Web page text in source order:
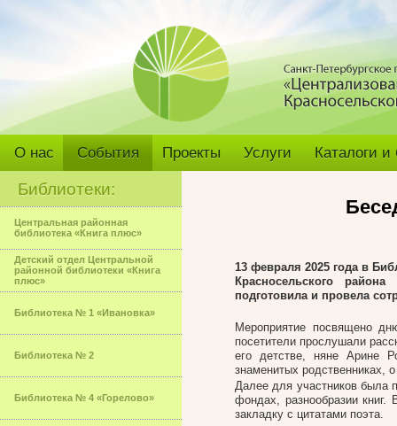
О нас События Проекты Услуги Каталоги
Библиотеки:
Центральная районная
библиотека «Книга плюс»
Детский отдел Центральной
районной библиотеки «Книга
плюс»
Библиотека № 1 «Ивановка»
Библиотека № 2
Библиотека № 4 «Горелово»
13 февраля 2025 года в
Красносельского
подготовила и провела
Мероприятие посвящено
посетители прослушали
его детстве, няне Арине
знаменитых родственниках,
Далее для участников была
фондах, разнообразии
закладку с цитатами поэта.